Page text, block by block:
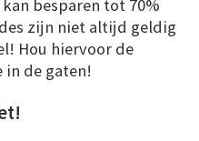
besparen tot 70%
zijn niet altijd geldig
Hou hiervoor de
in de gaten!